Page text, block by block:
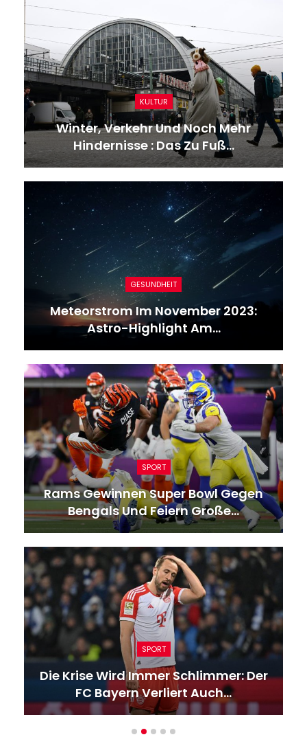
KULTUR
Winter, Verkehr Und Noch Mehr
Hindernisse : Das Zu Fuß…
GESUNDHEIT
Meteorstrom Im November 2023:
Astro-Highlight Am…
SPORT
Rams Gewinnen Super Bowl Gegen
Bengals Und Feiern Große…
SPORT
Die Krise Wird Immer Schlimmer: Der
FC Bayern Verliert Auch…